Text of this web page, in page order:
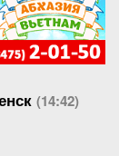
(14:42)